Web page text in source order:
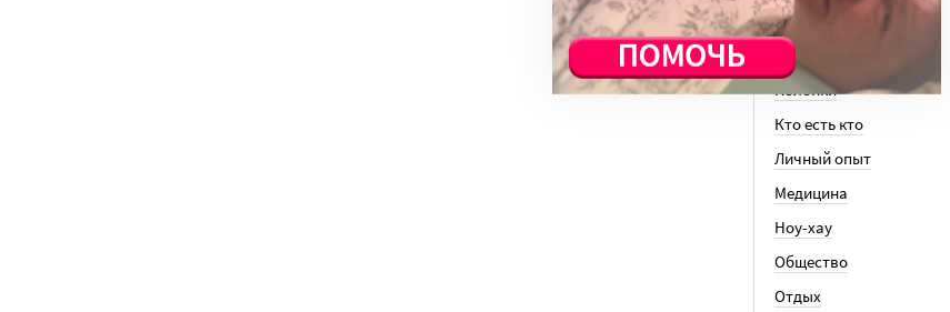
Законы
История
Колонки
Кто есть кто
Личный опыт
Медицина
Ноу-хау
Общество
Отдых